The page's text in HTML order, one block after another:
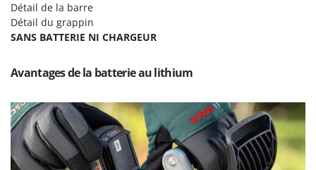
Makita
MAMMAMIA
Marina Systems
Mastercook
Masterpro
McCulloch
Détail de la barre
Détail du grappin
SANS BATTERIE NI CHARGEUR
Avantages de la batterie au lithium